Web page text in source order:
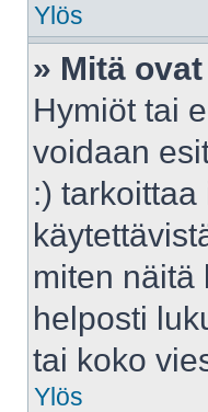
Ylös
» Mitä
Hymiöt tai
voidaan
:)
miten näitä
helposti
tai koko
Ylös